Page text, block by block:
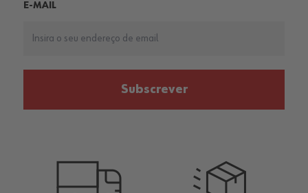
E-MAIL
Subscrever